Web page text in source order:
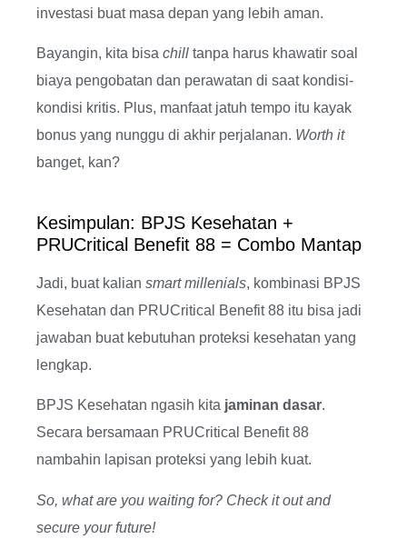
investasi buat masa depan yang lebih aman.
Bayangin, kita bisa chill tanpa harus khawatir soal
biaya pengobatan dan perawatan di saat kondisi-
kondisi kritis. Plus, manfaat jatuh tempo itu kayak
bonus yang nunggu di akhir perjalanan. Worth it
banget, kan?
Kesimpulan: BPJS Kesehatan +
PRUCritical Benefit 88 = Combo Mantap
Jadi, buat kalian smart millenials, kombinasi BPJS
Kesehatan dan PRUCritical Benefit 88 itu bisa jadi
jawaban buat kebutuhan proteksi kesehatan yang
lengkap.
BPJS Kesehatan ngasih kita jaminan dasar.
Secara bersamaan PRUCritical Benefit 88
nambahin lapisan proteksi yang lebih kuat.
So, what are you waiting for? Check it out and
secure your future!